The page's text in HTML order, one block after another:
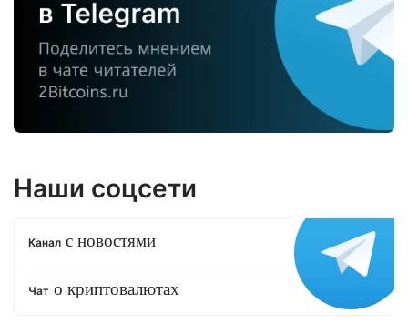
Наши соцсети
Канал с новостями
Чат о криптовалютах